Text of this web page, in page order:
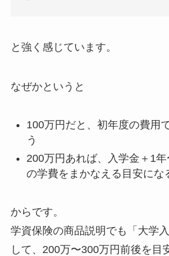
と強く感じています。
なぜかというと
100万円だと、初年度の費用
う
200万円あれば、入学金＋1
の学費をまかなえる目安にな
からです。
学資保険の商品説明でも「大学
して、200万〜300万円前後を目